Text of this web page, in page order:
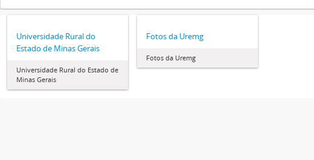
Universidade Rural do
Estado de Minas Gerais
Universidade Rural do Estado de
Minas Gerais
Fotos da Uremg
Fotos da Uremg